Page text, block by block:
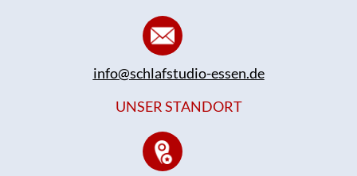
info@schlafstudio-essen.de
UNSER STANDORT